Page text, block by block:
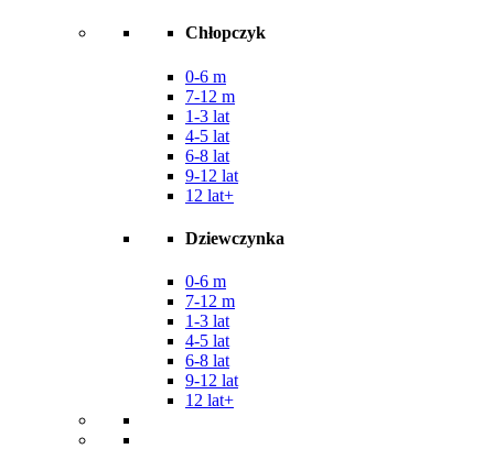
Chłopczyk
0-6 m
7-12 m
1-3 lat
4-5 lat
6-8 lat
9-12 lat
12 lat+
Dziewczynka
0-6 m
7-12 m
1-3 lat
4-5 lat
6-8 lat
9-12 lat
12 lat+